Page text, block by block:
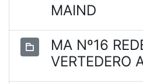
MAIND
MA Nº16
VERTEDERO